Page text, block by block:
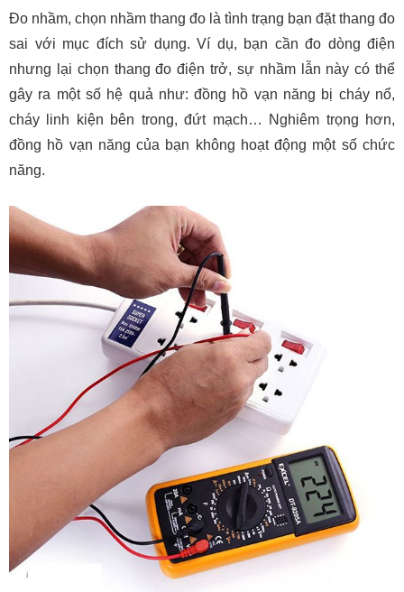
Đo nhầm, chọn nhầm thang đo là tình trạng bạn đặt thang đo
sai với mục đích sử dụng. Ví dụ, bạn cần đo dòng điện
nhưng lại chọn thang đo điện trở, sự nhầm lẫn này có thể
gây ra một số hệ quả như: đồng hồ vạn năng bị cháy nổ,
cháy linh kiện bên trong, đứt mạch… Nghiêm trọng hơn,
đồng hồ vạn năng của bạn không hoạt động một số chức
năng.